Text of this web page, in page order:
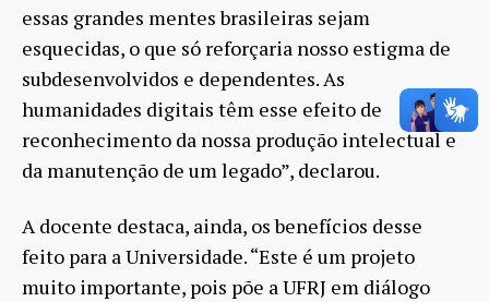
essas grandes mentes brasileiras sejam
esquecidas, o que só reforçaria nosso estigma de
subdesenvolvidos e dependentes. As
humanidades digitais têm esse efeito de
reconhecimento da nossa produção intelectual e
da manutenção de um legado”, declarou.
A docente destaca, ainda, os benefícios desse
feito para a Universidade. “Este é um projeto
muito importante, pois põe a UFRJ em diálogo